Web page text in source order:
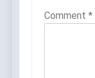
Comment *